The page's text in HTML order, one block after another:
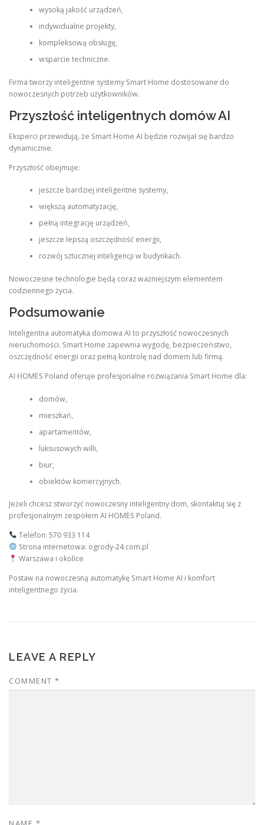
wysoką jakość urządzeń,
indywidualne projekty,
kompleksową obsługę,
wsparcie techniczne.
Firma tworzy inteligentne systemy Smart Home dostosowane do
nowoczesnych potrzeb użytkowników.
Przyszłość inteligentnych domów AI
Eksperci przewidują, że Smart Home AI będzie rozwijał się bardzo
dynamicznie.
Przyszłość obejmuje:
jeszcze bardziej inteligentne systemy,
większą automatyzację,
pełną integrację urządzeń,
jeszcze lepszą oszczędność energii,
rozwój sztucznej inteligencji w budynkach.
Nowoczesne technologie będą coraz ważniejszym elementem
codziennego życia.
Podsumowanie
Inteligentna automatyka domowa AI to przyszłość nowoczesnych
nieruchomości. Smart Home zapewnia wygodę, bezpieczeństwo,
oszczędność energii oraz pełną kontrolę nad domem lub firmą.
AI HOMES Poland oferuje profesjonalne rozwiązania Smart Home dla:
domów,
mieszkań,
apartamentów,
luksusowych willi,
biur,
obiektów komercyjnych.
Jeżeli chcesz stworzyć nowoczesny inteligentny dom, skontaktuj się z
profesjonalnym zespołem AI HOMES Poland.
Telefon: 570 933 114
Strona internetowa: ogrody-24.com.pl
Warszawa i okolice
Postaw na nowoczesną automatykę Smart Home AI i komfort
inteligentnego życia.
LEAVE A REPLY
COMMENT *